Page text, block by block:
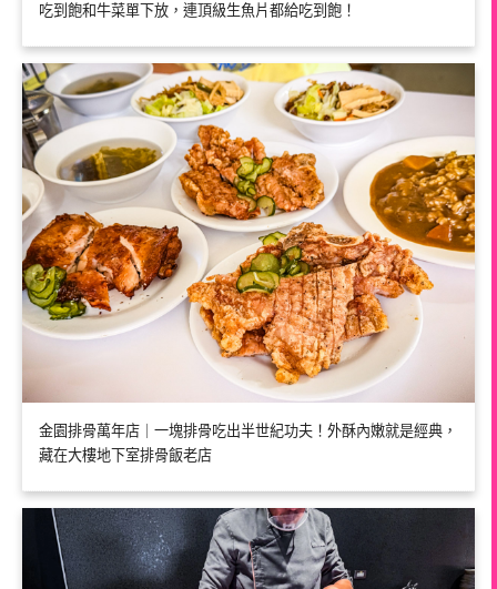
吃到飽和牛菜單下放，連頂級生魚片都給吃到飽！
金園排骨萬年店｜一塊排骨吃出半世紀功夫！外酥內嫩就是經典，
藏在大樓地下室排骨飯老店